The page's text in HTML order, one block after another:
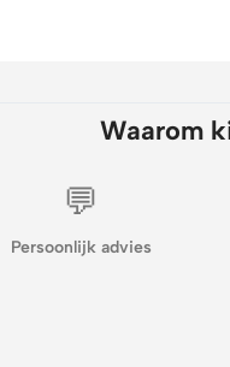
Waarom
💬
Persoonlijk advies